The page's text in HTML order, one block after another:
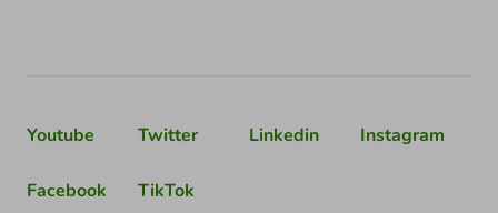
Youtube Twitter Linkedin Instagram
Facebook TikTok